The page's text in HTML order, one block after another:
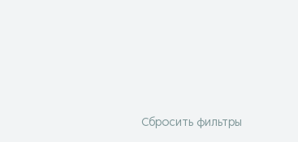
Сбросить фильтры